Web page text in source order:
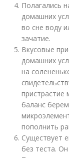
Полагались
домашних
во сне воду
зачатие.
Вкусовые
домашних
на
баланс
пополнить
Существует
без теста.